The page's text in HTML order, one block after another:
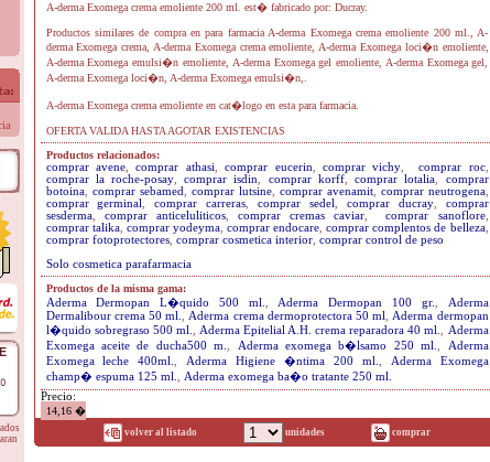
A-derma Exomega crema emoliente 200 ml. est� fabricado por: Ducray.
Productos similares de compra en para farmacia A-derma Exomega crema emoliente 200 ml., A-
derma Exomega crema, A-derma Exomega crema emoliente, A-derma Exomega loci�n emoliente,
A-derma Exomega emulsi�n emoliente, A-derma Exomega gel emoliente, A-derma Exomega gel,
A-derma Exomega loci�n, A-derma Exomega emulsi�n,.
A-derma Exomega crema emoliente en cat�logo en esta para farmacia.
OFERTA VALIDA HASTA AGOTAR EXISTENCIAS
Productos relacionados:
comprar avene,comprar athasi ,comprar eucerin comprar vichy ,comprar roc,
comprar la roche-posay,comprar isdin comprar korff,comprar lotalia
comprar
botoina, comprar sebamed comprar lutsine, comprar avenamit, comprar neutrogena,
comprar germinal
,comprar carreras comprar sedel comprar ducray, comprar
sesderma, comprar anticeluliticos, comprar cremas caviar ,comprar sanoflore,
comprar talika, comprar yodeyma, comprar endocare ,comprar complentos de belleza,
comprar fotoprotectores, comprar cosmetica interior, comprar control de peso
Solo cosmetica parafarmacia
Productos de la misma gama:
Aderma Dermopan L�quido 500 ml.
Aderma Dermopan 100 gr.
Aderma
Dermalibour crema 50 ml.
Aderma crema dermoprotectora 50 ml
Aderma dermopan
l�quido sobregraso 500 ml.
Aderma Epitelial A.H. crema reparadora 40 ml.
Aderma
Exomega aceite de ducha500 m.
Aderma exomega b�lsamo 250 ml.
Aderma
Exomega leche 400ml.
Aderma Higiene �ntima 200 ml.
Aderma Exomega
champ� espuma 125 ml.
Aderma exomega ba�o tratante 250 ml.
Precio:
14,16 �
volver al listado unidades comprar